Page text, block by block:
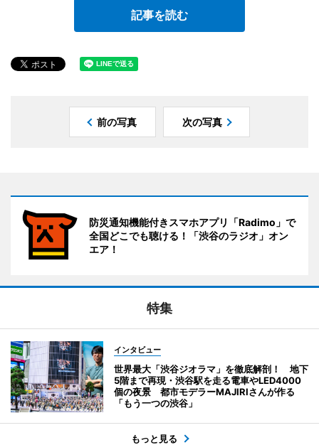
記事を読む
前の写真 次の写真
防災通知機能付きスマホアプリ「Radimo」で
全国どこでも聴ける！「渋谷のラジオ」オン
エア！
特集
インタビュー
世界最大「渋谷ジオラマ」を徹底解剖！ 地下
5階まで再現・渋谷駅を走る電車やLED4000
個の夜景 都市モデラーMAJIRIさんが作る
「もう一つの渋谷」
もっと見る